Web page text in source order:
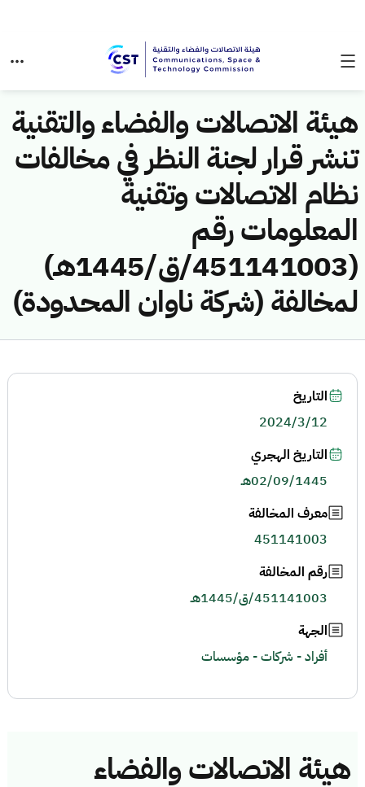
هيئة الاتصالات والفضاء والتقنية
تنشر قرار لجنة النظر في مخالفات
نظام الاتصالات وتقنية
المعلومات رقم
(451141003/ق/1445هـ)
لمخالفة (شركة ناوان المحدودة)
هيئة الاتصالات والفضاء
التاريخ
2024/3/12
التاريخ الهجري
02/09/1445هـ
معرف المخالفة
451141003
رقم المخالفة
451141003/ق/1445هـ
الجهة
أفراد - شركات - مؤسسات